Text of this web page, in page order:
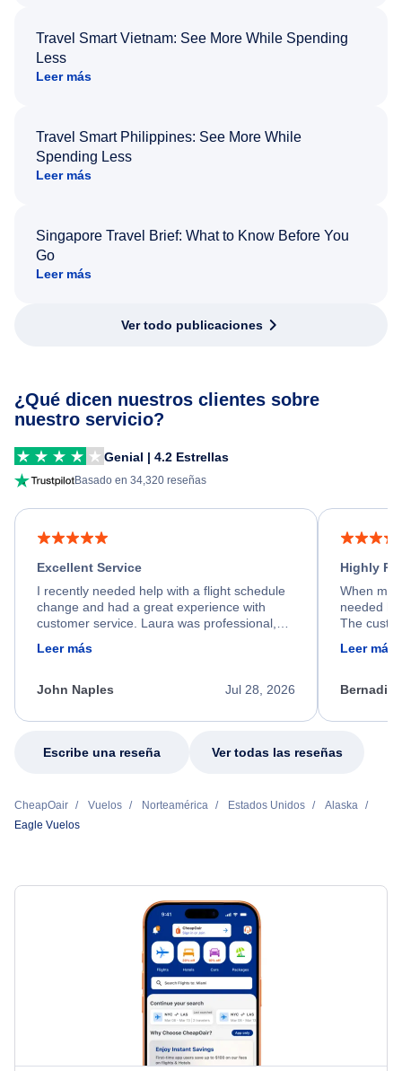
Travel Smart Vietnam: See More While Spending
Less
Leer más
Travel Smart Philippines: See More While
Spending Less
Leer más
Singapore Travel Brief: What to Know Before You
Go
Leer más
Ver todo publicaciones
¿Qué dicen nuestros clientes sobre
nuestro servicio?
Genial | 4.2 Estrellas
Basado en 34,320 reseñas
Excellent Service
I recently needed help with a flight schedule
change and had a great experience with
customer service. Laura was professional,
friendly, and very helpful throughout the
process. She quickly found a solution and
appreciate her excellent service.
Leer más
Jul 28, 2026
John Naples
Highly
When my
needed
The
calm,
my issue.
Leer más
Escribe una reseña Ver todas las reseñas
CheapOair Vuelos Norteamérica Estados Unidos
Alaska
Eagle Vuelos